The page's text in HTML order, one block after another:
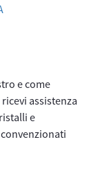
e come
assistenza
e